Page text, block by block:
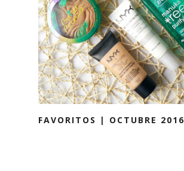
FAVORITOS | OCTUBRE 2016